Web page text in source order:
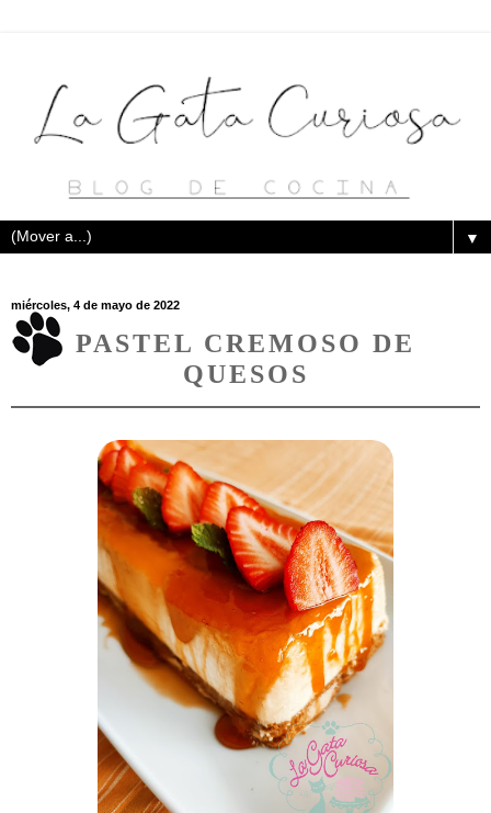
▼
miércoles, 4 de mayo de 2022
PASTEL CREMOSO DE
QUESOS